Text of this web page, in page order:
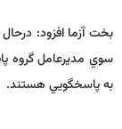
بخت آزما افزود:
سوي مديرعامل گروه
به پاسخگويي هستند.